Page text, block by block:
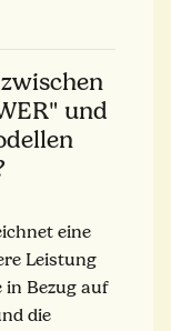
und
eine
Leistung
in Bezug auf
die